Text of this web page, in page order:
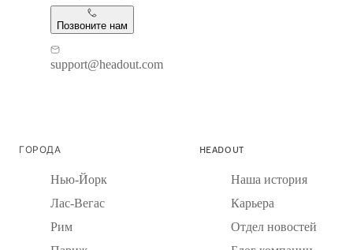
Позвоните нам
support@headout.com
ГОРОДА
Нью-Йорк
Лас-Вегас
Рим
HEADOUT
Наша история
Карьера
Отдел новостей